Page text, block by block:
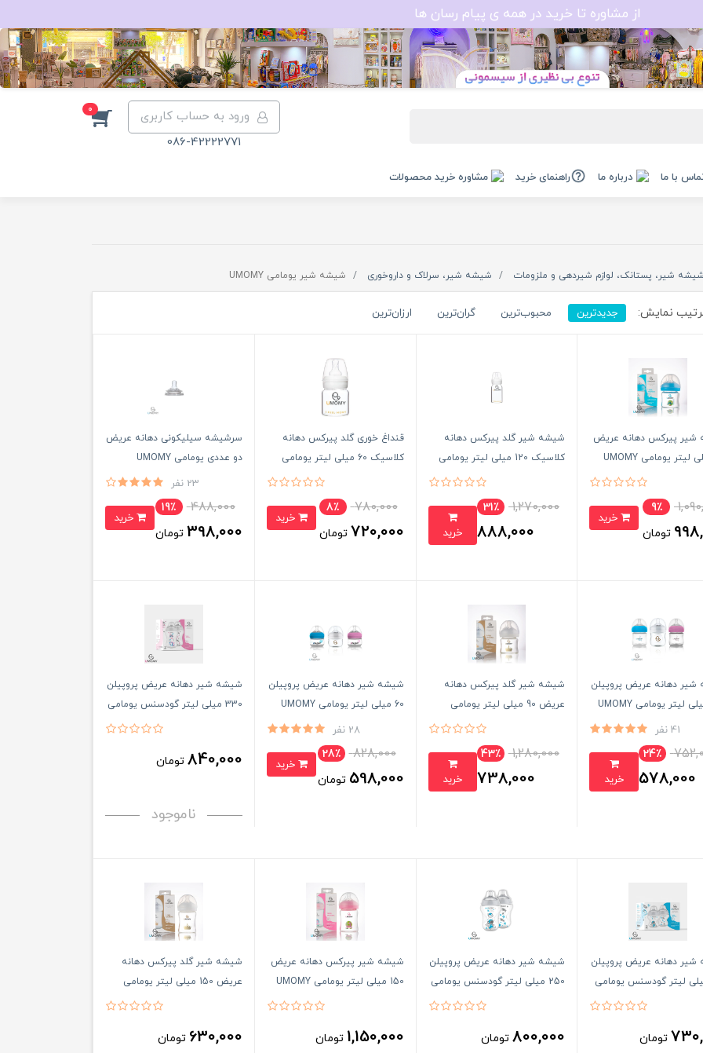
از مشاوره تا خرید در همه ی پیام رسان ها
ورود به حساب کاربری
086-42222771
0
با ما درباره ما راهنمای خرید مشاوره خرید محصولات
شیشه شیر، پستانک، لوازم شیردهی و ملزومات شیشه شیر، سرلاک و داروخوری شیشه شیر یومامی UMOMY
نمایش: جدیدترین محبوب‌ترین گران‌ترین ارزان‌ترین
شیر پیرکس دهانه عریض
9٪
تومان
خرید
شیشه شیر گلد پیرکس دهانه
کلاسیک 120 میلی لیتر یومامی
1,270,000 31٪
888,000 خرید
قنداغ خوری گلد پیرکس دهانه
کلاسیک 60 میلی لیتر یومامی
780,000 8٪
720,000 تومان
خرید
سرشیشه سیلیکونی دهانه عریض
دو عددی یومامی UMOMY
23 نفر
488,000 19٪
398,000 تومان
دهانه عریض پروپیلن
41 نفر
24٪
578,000 خرید
شیشه شیر گلد پیرکس دهانه
عریض 90 میلی لیتر یومامی
1,280,000 43٪
738,000 خرید
شیشه شیر دهانه عریض پروپیلن
60 میلی لیتر یومامی UMOMY
28 نفر
828,000 28٪
598,000 تومان
خرید
شیشه شیر دهانه عریض پروپیلن
330 میلی لیتر گودسنس یومامی
840,000 تومان
ناموجود
دهانه عریض پروپیلن
میلی لیتر گودسنس یومامی
تومان
شیشه شیر دهانه عریض پروپیلن
250 میلی لیتر گودسنس یومامی
800,000تومان
شیشه شیر پیرکس دهانه عریض
150 میلی لیتر یومامی UMOMY
1,150,000 تومان
شیشه شیر گلد پیرکس دهانه
عریض 150 میلی لیتر یومامی
630,000 تومان